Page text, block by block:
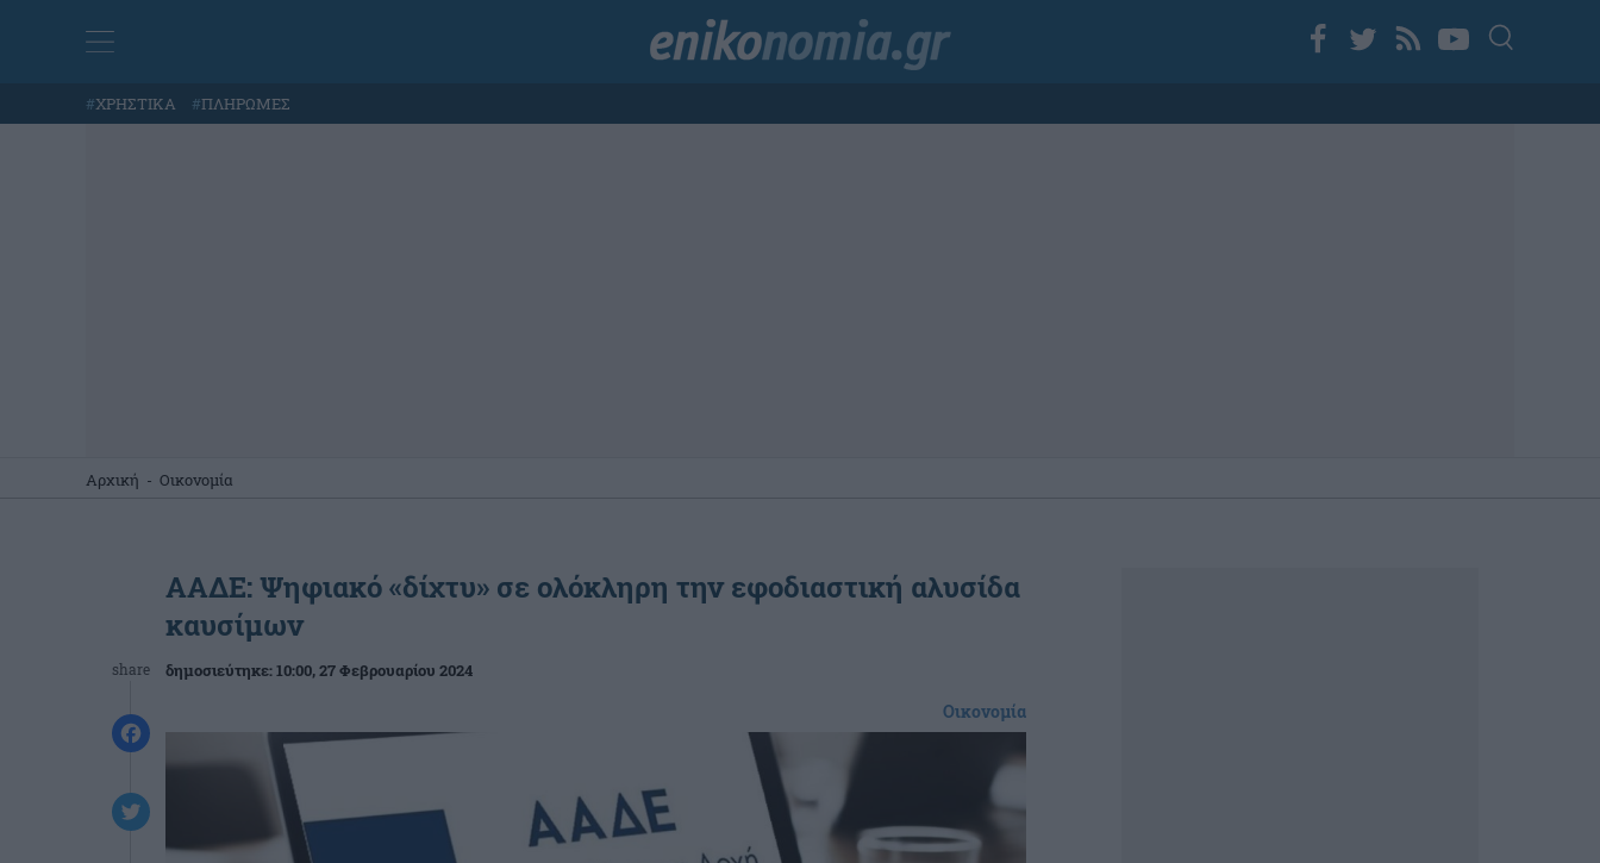
#ΧΡΗΣΤΙΚΑ #ΠΛΗΡΩΜΕΣ
Αρχική - Οικονομία
share
ΑΑΔΕ: Ψηφιακό «δίχτυ» σε ολόκληρη την εφοδιαστική αλυσίδα
καυσίμων
δημοσιεύτηκε:10:00, 27 Φεβρουαρίου 2024
Οικονομία